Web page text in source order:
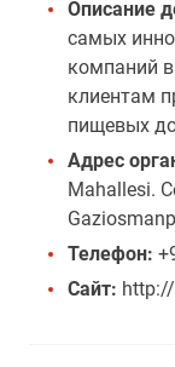
Описание
самых
компаний
клиентам
пищевых
Адрес
Mahallesi.
Телефон:
Сайт: